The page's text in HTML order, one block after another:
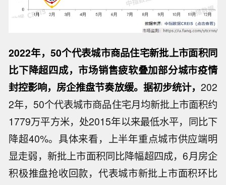
2022年，50个代表城市商品住宅新批上市面积同
比下降超四成，市场销售疲软叠加部分城市疫情
封控影响，房企推盘节奏放缓。据初步统计， 202
2年，50个代表城市商品住宅月均新批上市面积约
1779万平方米，处2015年以来最低水平，同比下
降超40%。具体来看，上半年重点城市供应端明
显走弱，新批上市面积同比降幅超四成，6月房企
积极推盘抢收回款，代表城市新批上市面积环比